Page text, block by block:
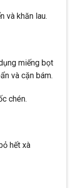
và khăn lau.
miếng bọt
và cặn bám.
chén.
hết xà